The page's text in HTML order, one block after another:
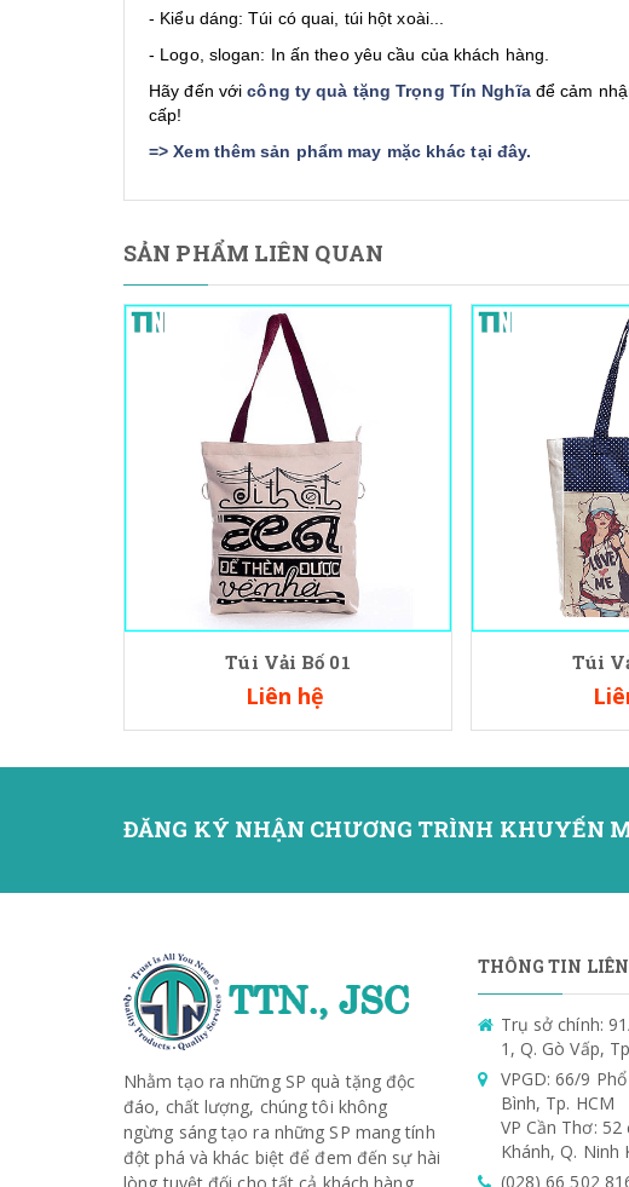
- Kiểu dáng: Túi có quai, túi hột xoài...
- Logo, slogan: In ấn theo yêu cầu của khách hàng.
Hãy đến vớicông ty quà tặng Trọng Tín Nghĩađể cảm
cấp!
=>Xem thêm sản phẩm may mặc khác tại đây.
SẢN PHẨM LIÊN QUAN
Túi Vải Bố 01
Liên hệ
Túi
ĐĂNG KÝ NHẬN CHƯƠNG TRÌNH KHUYẾN
Nhằm tạo ra những SP quà tặng độc
đáo, chất lượng, chúng tôi không
ngừng sáng tạo ra những SP mang tính
đột phá và khác biệt để đem đến sự hài
THÔNG TIN
Trụ sở chính:
1, Q. Gò Vấp,
VPGD: 66/9
Bình, Tp. HCM
VP Cần Thơ:
Khánh, Q. Ninh
(028) 66 502